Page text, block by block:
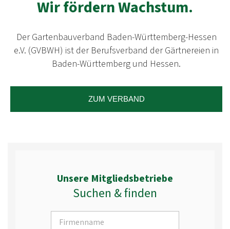
WirfördernWachstum.
Der Gartenbauverband Baden-Württemberg-Hessen
e.V. (GVBWH) ist der Berufsverband der Gärtnereien in
Baden-Württemberg und Hessen.
ZUM VERBAND
Unsere Mitgliedsbetriebe
Suchen & finden